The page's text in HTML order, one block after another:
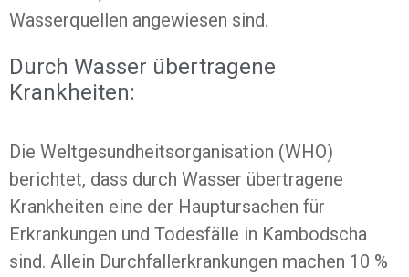
Wasserquellen angewiesen sind.
Durch Wasser übertragene
Krankheiten:
Die Weltgesundheitsorganisation (WHO)
berichtet, dass durch Wasser übertragene
Krankheiten eine der Hauptursachen für
Erkrankungen und Todesfälle in Kambodscha
sind. Allein Durchfallerkrankungen machen 10 %